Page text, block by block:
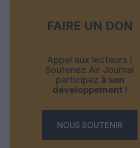
FAIRE UN DON
Appel aux lecteurs !
Soutenez Air Journal
participez à son
développement !
NOUS SOUTENIR